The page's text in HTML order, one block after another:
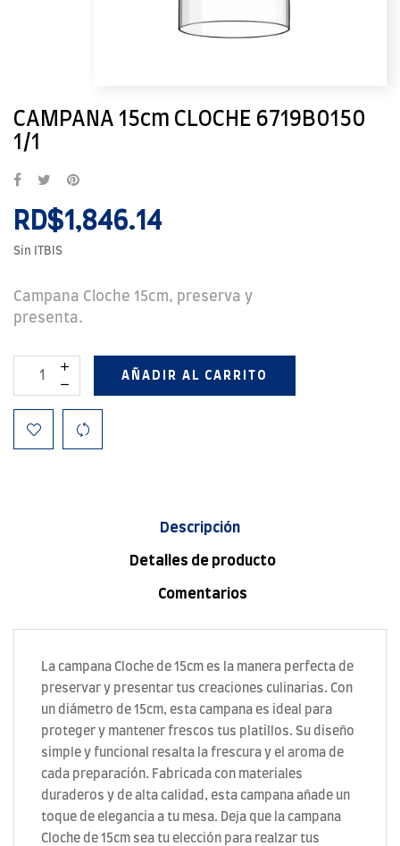
CAMPANA 15cm CLOCHE 6719B0150
1/1
RD$1,846.14
Sin ITBIS
Campana Cloche 15cm, preserva y
presenta.
AÑADIR AL CARRITO
Descripción
Detalles de producto
Comentarios
La campana Cloche de 15cm es la manera perfecta de
preservar y presentar tus creaciones culinarias. Con
un diámetro de 15cm, esta campana es ideal para
proteger y mantener frescos tus platillos. Su diseño
simple y funcional resalta la frescura y el aroma de
cada preparación. Fabricada con materiales
duraderos y de alta calidad, esta campana añade un
toque de elegancia a tu mesa. Deja que la campana
Cloche de 15cm sea tu elección para realzar tus